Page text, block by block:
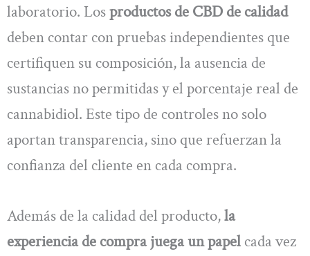
laboratorio. Losproductos de CBD de calidad
deben contar con pruebas independientes que
certifiquen su composición, la ausencia de
sustancias no permitidas y el porcentaje real de
cannabidiol. Este tipo de controles no solo
aportan transparencia, sino que refuerzan la
confianza del cliente en cada compra.
Además de la calidad del producto,la
experiencia de compra juega un papel cada vez